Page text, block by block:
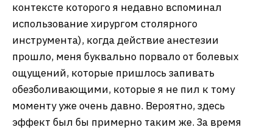
контексте которого я недавно вспоминал
использование хирургом столярного
инструмента), когда действие анестезии
прошло, меня буквально порвало от болевых
ощущений, которые пришлось запивать
обезболивающими, которые я не пил к тому
моменту уже очень давно. Вероятно, здесь
эффект был бы примерно таким же. За время